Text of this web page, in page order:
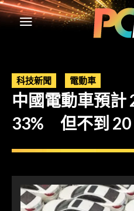
科技新聞 電動車
中國電動車預計
33% 但不到 20